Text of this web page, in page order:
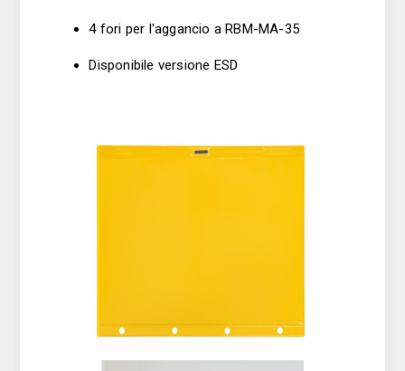
4 fori per l'aggancio a RBM-MA-35
Disponibile versione ESD